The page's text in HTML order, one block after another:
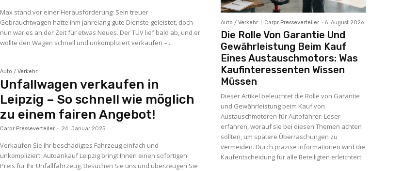
Max stand vor einer Herausforderung: Sein treuer
Gebrauchtwagen hatte ihm jahrelang gute Dienste geleistet, doch
nun war es an der Zeit für etwas Neues. Der TÜV lief bald ab, und er
wollte den Wagen schnell und unkompliziert verkaufen –...
Auto / Verkehr
Unfallwagen verkaufen in
Leipzig – So schnell wie möglich
zu einem fairen Angebot!
Carpr Presseverteiler - 24. Januar 2025
Verkaufen Sie Ihr beschädigtes Fahrzeug einfach und
unkompliziert. Autoankauf Leipzig bringt Ihnen einen sofortigen
Preis für Ihr Unfallfahrzeug. Besuchen Sie uns und überzeugen Sie
Auto / Verkehr Carpr Presseverteiler - 6. August 2026
Die Rolle Von Garantie Und
Gewährleistung Beim Kauf
Eines Austauschmotors: Was
Kaufinteressenten Wissen
Müssen
Dieser Artikel beleuchtet die Rolle von Garantie
und Gewährleistung beim Kauf von
Austauschmotoren für Autofahrer. Leser
erfahren, worauf sie bei diesen Themen achten
sollten, um spätere Überraschungen zu
vermeiden. Durch präzise Informationen wird die
Kaufentscheidung für alle Beteiligten erleichtert.